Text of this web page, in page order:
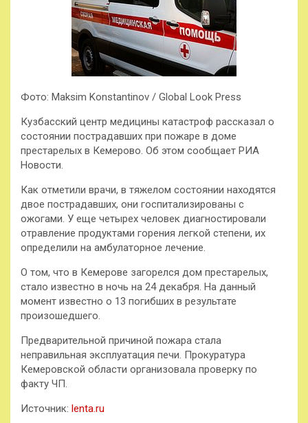
Фото: Maksim Konstantinov / Global Look Press
Кузбасский центр медицины катастроф рассказал о
состоянии пострадавших при пожаре в доме
престарелых в Кемерово. Об этом сообщает РИА
Новости.
Как отметили врачи, в тяжелом состоянии находятся
двое пострадавших, они госпитализированы с
ожогами. У еще четырех человек диагностировали
отравление продуктами горения легкой степени, их
определили на амбулаторное лечение.
О том, что в Кемерове загорелся дом престарелых,
стало известно в ночь на 24 декабря. На данный
момент известно о 13 погибших в результате
произошедшего.
Предварительной причиной пожара стала
неправильная эксплуатация печи. Прокуратура
Кемеровской области организовала проверку по
факту ЧП.
Источник: lenta.ru